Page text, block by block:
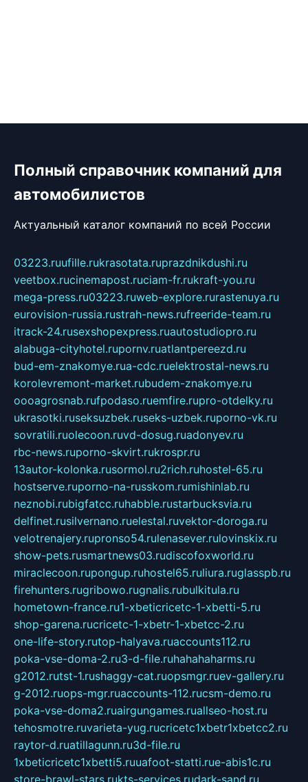
Полный справочник компаний для
автомобилистов
Актуальный каталог компаний по всей России
03223.ruufille.rukrasotata.ruprazdnikdushi.ru
veetbox.rucinemapost.ruciam-fr.rukraft-you.ru
mega-press.ru03223.ruweb-explore.rurastenuya.ru
eurovision-russia.rustrah-news.rufreeride-team.ru
itrack-24.rusexshopexpress.ruautostudiopro.ru
alabuga-cityhotel.rupornv.ruatlantpereezd.ru
bud-em-znakomye.rua-cdc.ruelektrostal-news.ru
korolevremont-market.rubudem-znakomye.ru
oooagrosnab.rufpodaso.ruemfire.rupro-otdelky.ru
ukrasotki.ruseksuzbek.ruseks-uzbek.ruporno-vk.ru
sovratili.ruolecoon.ruvd-dosug.ruadonyev.ru
rbc-news.ruporno-skvirt.rukrospr.ru
13autor-kolonka.rusormol.ru2rich.ruhostel-65.ru
hostserve.ruporno-na-russkom.rumishinlab.ru
neznobi.rubigfatcc.ruhabble.rustarbucksvia.ru
delfinet.rusilvernano.ruelestal.ruvektor-doroga.ru
velotrenajery.rupronso54.rulenasever.rulovinskix.ru
show-pets.rusmartnews03.rudiscofoxworld.ru
miraclecoon.rupongup.ruhostel65.ruliura.ruglasspb.ru
firehunters.rugribowo.rugnalis.rubulkitula.ru
hometown-france.ru1-xbeticricetc-1-xbetti-5.ru
shop-garena.rucricetc-1-xbetr-1-xbetcc-2.ru
one-life-story.rutop-halyava.ruaccounts112.ru
poka-vse-doma-2.ru3-d-file.ruhahahaharms.ru
g2012.rutst-1.rushaggy-cat.ruopsmgr.ruev-gallery.ru
g-2012.ruops-mgr.ruaccounts-112.rucsm-demo.ru
poka-vse-doma2.ruairgungames.ruallseo-host.ru
tehosmotre.ruvarieta-yug.rucricetc1xbetr1xbetcc2.ru
raytor-d.ruatillagunn.ru3d-file.ru
1xbeticricetc1xbetti5.ruuafoot-statti.rue-abis1c.ru